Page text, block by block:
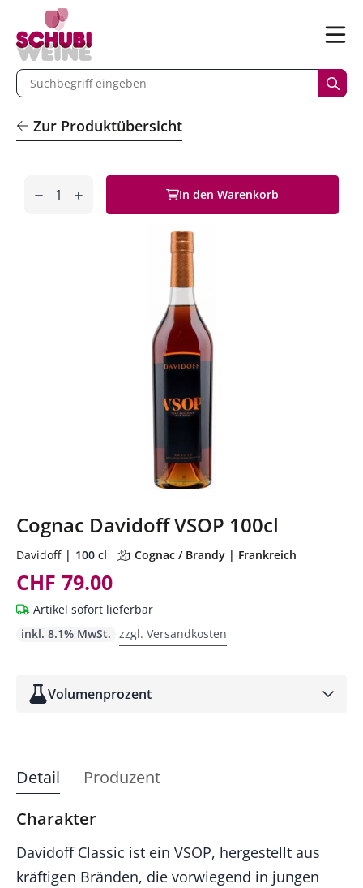
Menü
eingeben
Zur Produktübersicht
In den Warenkorb
Cognac Davidoff VSOP 100cl
Davidoff 100 cl Cognac / Brandy | Frankreich
CHF 79.00
Artikel sofort lieferbar
inkl. 8.1% MwSt. zzgl. Versandkosten
Volumenprozent
Detail
Produzent
Charakter
Davidoff Classic ist ein VSOP, hergestellt aus
kräftigen Bränden, die vorwiegend in jungen